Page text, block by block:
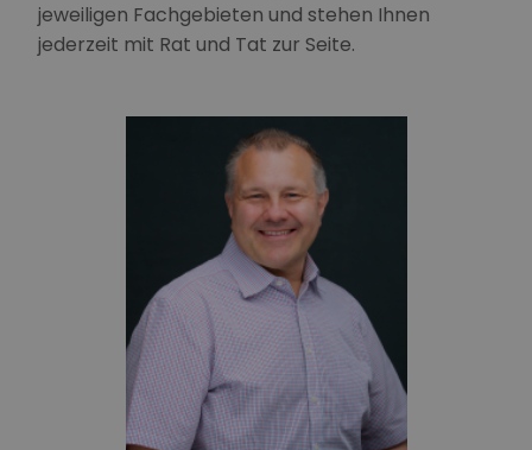
jeweiligen Fachgebieten und stehen Ihnen
jederzeit mit Rat und Tat zur Seite.